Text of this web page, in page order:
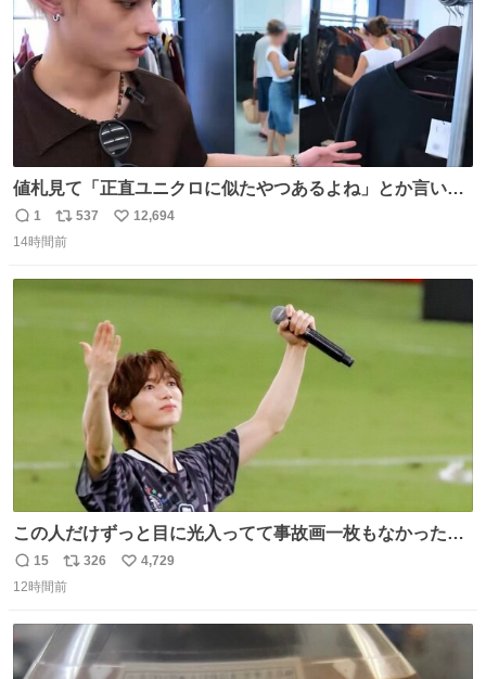
値札見て「正直ユニクロに似たやつあるよね」とか言い出
すの好きすぎるWWWWWWWWWWWWW こちら側と同じ
感覚助かる🙂‍↕️🙂‍↕️🙂‍↕️
返
信
1
リ
ポ
ト
537
い
数
12,694
14時間前
この人だけずっと目に光入ってて事故画一枚もなかったす
ごい #TravisJapan #Jリーグ
返
信
15
リ
ポ
ト
数
326
い
4,729
12時間前